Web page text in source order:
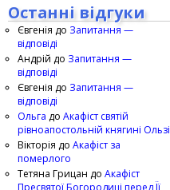
Останні відгуки
Євгенія до Запитання —
відповіді
Андрій до Запитання —
відповіді
Євгенія до Запитання —
відповіді
Ольга до Акафіст святій
рівноапостольній княгині Ользі
Вікторія до Акафіст за
померлого
Тетяна Грицан до Акафіст
Пресвятої Богородиці перед Її